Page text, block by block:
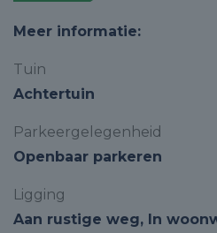
Meer informatie:
Tuin
Achtertuin
Parkeergelegenheid
Openbaar parkeren
Ligging
Aan rustige weg, In